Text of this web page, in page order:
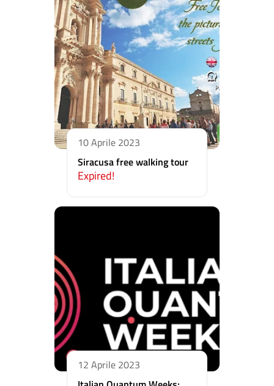
10 Aprile 2023
Siracusa free walking tour
Expired!
12 Aprile 2023